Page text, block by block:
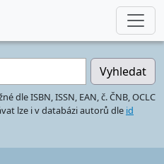
Vyhledat
dle ISBN, ISSN, EAN, č. ČNB, OCLC
lze i v databázi autorů dle id